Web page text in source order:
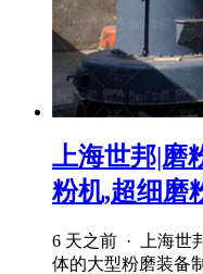
上海世邦|磨
粉机,超细磨
6 天之前 · 上海世
体的大型粉磨装备